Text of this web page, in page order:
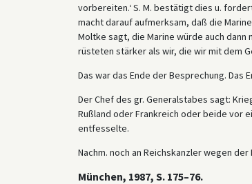
vorbereiten.‘ S. M. bestätigt dies u.
macht darauf aufmerksam, daß die
Moltke sagt, die Marine würde auch
rüsteten stärker als wir, die wir mit dem
Das war das Ende der Besprechung. Das
Der Chef des gr. Generalstabes sagt:
Rußland oder Frankreich oder beide vor
entfesselte.
Nachm. noch an Reichskanzler wegen
München, 1987, S. 175–76.